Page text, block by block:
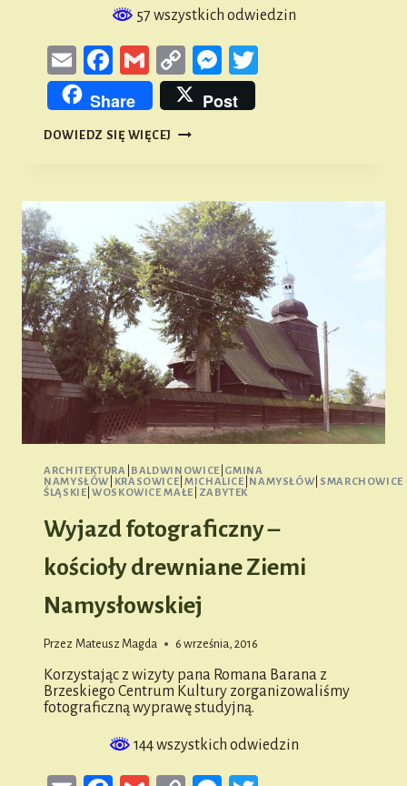
57 wszystkich odwiedzin
EmailFacebook
GmailCopy
Link
Messenger
Share Post
DOWIEDZ SIĘ WIĘCEJ RAJD
ARCHITEKTURA BALDWINOWICE GMINA
NAMYSŁÓW
KRASOWICE MICHALICE NAMYSŁÓW SMARCHOWICE
ŚLĄSKIE |WOSKOWICE MAŁE ZABYTEK
Wyjazd fotograficzny –
kościoły drewniane Ziemi
Namysłowskiej
Przez Mateusz Magda 6 września, 2016
Korzystając z wizyty pana Romana Barana z
Brzeskiego Centrum Kultury zorganizowaliśmy
fotograficzną wyprawę studyjną.
144 wszystkich odwiedzin